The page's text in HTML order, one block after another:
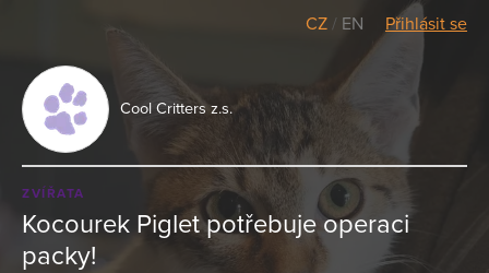
CZ / EN Přihlásit se
Cool Critters z.s.
ZVÍŘATA
Kocourek Piglet potřebuje operaci
packy!